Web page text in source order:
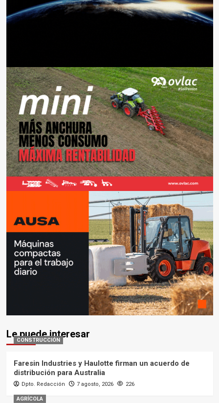
Le puede interesar
CONSTRUCCIÓN
Faresin Industries y Haulotte firman un acuerdo de
distribución para Australia
Dpto. Redacción 7 agosto, 2026 226
AGRÍCOLA